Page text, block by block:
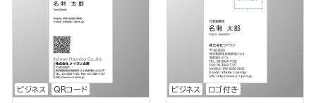
ビジネス QRコード ビジネス ロゴ付き